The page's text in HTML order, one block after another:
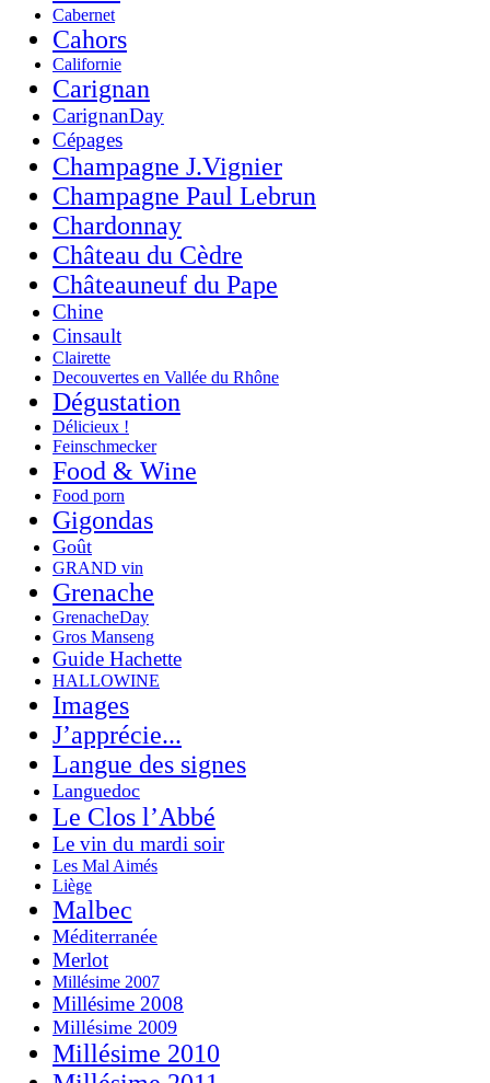
Cabernet
Cahors
Californie
Carignan
CarignanDay
Cépages
Champagne J.Vignier
Champagne Paul Lebrun
Chardonnay
Château du Cèdre
Châteauneuf du Pape
Chine
Cinsault
Clairette
Decouvertes en Vallée du Rhône
Dégustation
Délicieux !
Feinschmecker
Food & Wine
Food porn
Gigondas
Goût
GRAND vin
Grenache
GrenacheDay
Gros Manseng
Guide Hachette
HALLOWINE
Images
J’apprécie...
Langue des signes
Languedoc
Le Clos l’Abbé
Le vin du mardi soir
Les Mal Aimés
Liège
Malbec
Méditerranée
Merlot
Millésime 2007
Millésime 2008
Millésime 2009
Millésime 2010